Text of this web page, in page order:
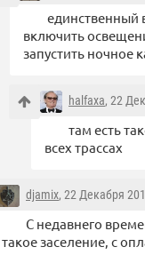
включить
запустить ночное
halfaxa, 22
там есть
всех трассах
djamix, 22 Декабря
С недавнего
такое заселение, с